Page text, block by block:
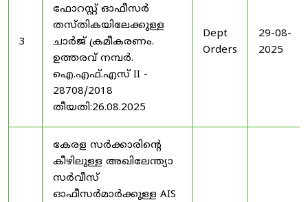
3
ഫോറസ്റ്റ് ഓഫീസർ
തസ്തികയിലേക്കുള്ള
ചാർജ് ക്രമീകരണം.
ഉത്തരവ് നമ്പർ.
ഐ.എഫ്.എസ് II -
28708/2018
തീയതി:26.08.2025
Dept
Orders
29-08-
2025
കേരള സർക്കാരിന്റെ
കീഴിലുള്ള അഖിലേന്ത്യാ
സർവീസ്
ഓഫീസർമാർക്കുള്ള AIS